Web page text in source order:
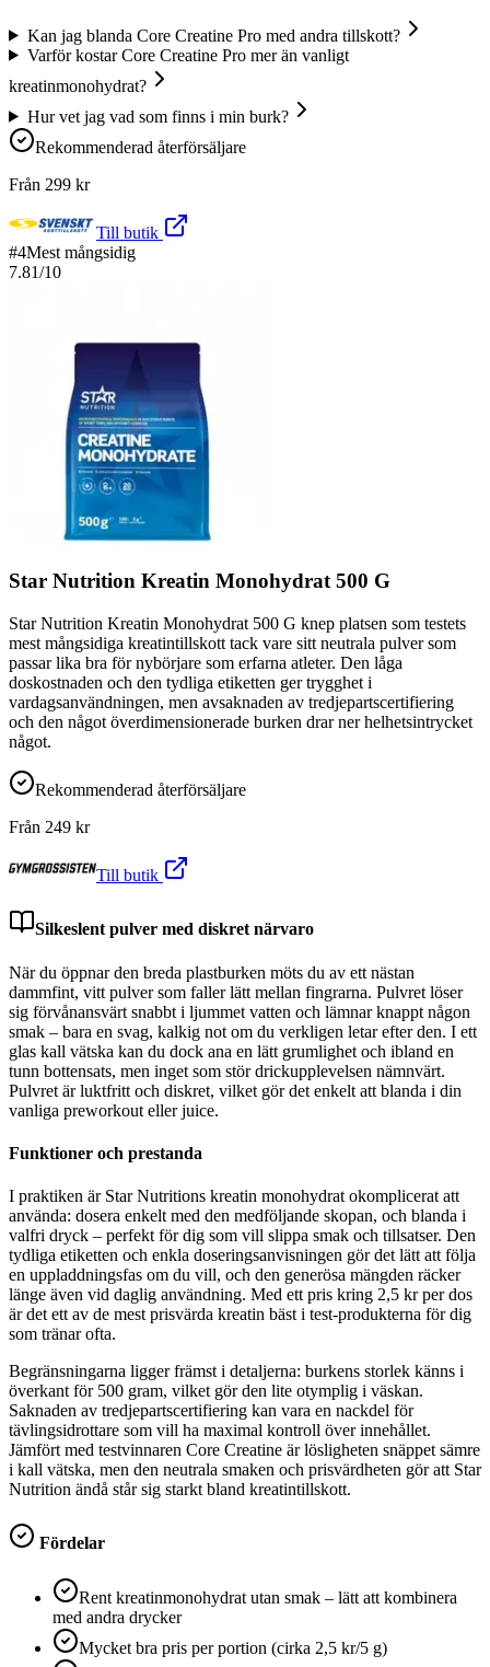
Kan jag blanda Core Creatine Pro med andra tillskott?
Varför kostar Core Creatine Pro mer än vanligt
kreatinmonohydrat?
Hur vet jag vad som finns i min burk?
Rekommenderad återförsäljare
Från 299 kr
Till butik
#4Mest mångsidig
7.81/10
Star Nutrition Kreatin Monohydrat 500 G
Star Nutrition Kreatin Monohydrat 500 G knep platsen som testets
mest mångsidiga kreatintillskott tack vare sitt neutrala pulver som
passar lika bra för nybörjare som erfarna atleter. Den låga
doskostnaden och den tydliga etiketten ger trygghet i
vardagsanvändningen, men avsaknaden av tredjepartscertifiering
och den något överdimensionerade burken drar ner helhetsintrycket
något.
Rekommenderad återförsäljare
Från 249 kr
Till butik
Silkeslent pulver med diskret närvaro
När du öppnar den breda plastburken möts du av ett nästan
dammfint, vitt pulver som faller lätt mellan fingrarna. Pulvret löser
sig förvånansvärt snabbt i ljummet vatten och lämnar knappt någon
smak – bara en svag, kalkig not om du verkligen letar efter den. I ett
glas kall vätska kan du dock ana en lätt grumlighet och ibland en
tunn bottensats, men inget som stör drickupplevelsen nämnvärt.
Pulvret är luktfritt och diskret, vilket gör det enkelt att blanda i din
vanliga preworkout eller juice.
Funktioner och prestanda
I praktiken är Star Nutritions kreatin monohydrat okomplicerat att
använda: dosera enkelt med den medföljande skopan, och blanda i
valfri dryck – perfekt för dig som vill slippa smak och tillsatser. Den
tydliga etiketten och enkla doseringsanvisningen gör det lätt att följa
en uppladdningsfas om du vill, och den generösa mängden räcker
länge även vid daglig användning. Med ett pris kring 2,5 kr per dos
är det ett av de mest prisvärda kreatin bäst i test-produkterna för dig
som tränar ofta.
Begränsningarna ligger främst i detaljerna: burkens storlek känns i
överkant för 500 gram, vilket gör den lite otymplig i väskan.
Saknaden av tredjepartscertifiering kan vara en nackdel för
tävlingsidrottare som vill ha maximal kontroll över innehållet.
Jämfört med testvinnaren Core Creatine är lösligheten snäppet sämre
i kall vätska, men den neutrala smaken och prisvärdheten gör att Star
Nutrition ändå står sig starkt bland kreatintillskott.
Fördelar
Rent kreatinmonohydrat utan smak – lätt att kombinera
med andra drycker
Mycket bra pris per portion (cirka 2,5 kr/5 g)